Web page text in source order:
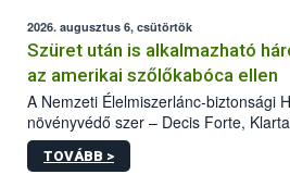
az intenzív felderítést, emellett az
hatósággal is összehangolják a
2026. augusztus 6, csütörtök
Szüret után is alkalmazható
az amerikai szőlőkabóca ellen
A Nemzeti Élelmiszerlánc-biztonsági
növényvédő szer – Decis Forte,
engedélyokiratát módosította, így
egészen a vesszőérettség (BBCH 91)
TOVÁBB >